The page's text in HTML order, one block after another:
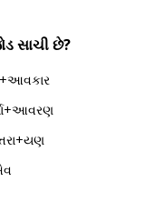
સાચી છે?